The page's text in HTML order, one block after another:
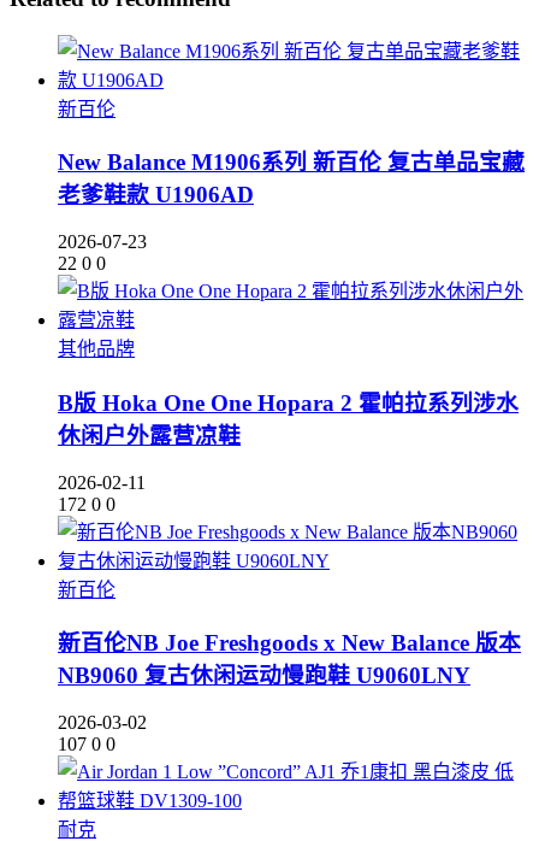
新百伦
New Balance M1906系列 新百伦 复古单品宝藏
老爹鞋款 U1906AD
2026-07-23
22 0 0
其他品牌
B版 Hoka One One Hopara 2 霍帕拉系列涉水
休闲户外露营凉鞋
2026-02-11
172 0 0
新百伦
新百伦NB Joe Freshgoods x New Balance 版本
NB9060 复古休闲运动慢跑鞋 U9060LNY
2026-03-02
107 0 0
耐克